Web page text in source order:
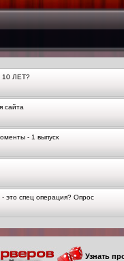
10 ЛЕТ?
сайта
- 1 выпуск
это спец операция? Опрос
Узнать про